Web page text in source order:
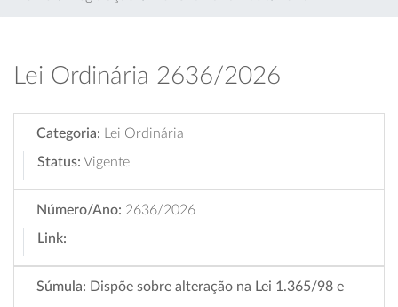
Lei Ordinária 2636/2026
Categoria:
Lei Ordinária
Status: Vigente
Número/Ano: 2636/2026
Link:
Súmula: Dispõe sobre alteração na Lei 1.365/98 e